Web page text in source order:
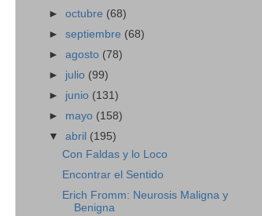
►octubre (68)
►septiembre (68)
►agosto (78)
► julio (99)
► junio (131)
► mayo (158)
▼abril (195)
Con Faldas y lo Loco
Encontrar el Sentido
Erich Fromm: Neurosis Maligna y
Benigna